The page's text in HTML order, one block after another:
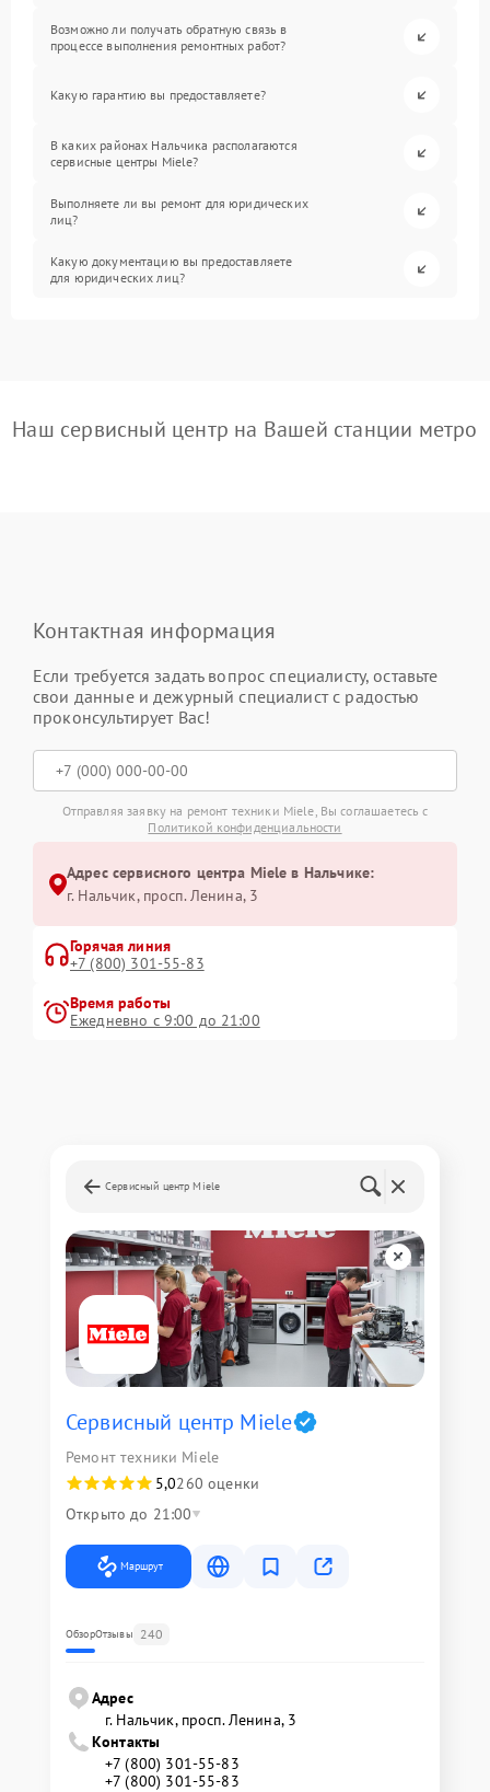
Возможно ли получать обратную связь в
процессе выполнения ремонтных работ?
Какую гарантию вы предоставляете?
В каких районах Нальчика располагаются
сервисные центры Miele?
Выполняете ли вы ремонт для юридических
лиц?
Какую документацию вы предоставляете
для юридических лиц?
Наш сервисный центр на Вашей станции метро
Контактная информация
Если требуется задать вопрос специалисту, оставьте
свои данные и дежурный специалист с радостью
проконсультирует Вас!
Отправляя заявку на ремонт техники Miele, Вы соглашаетесь с
Политикой конфиденциальности
Адрес сервисного центра Miele в Нальчике:
г. Нальчик, просп. Ленина, 3
Горячая линия
+7 (800) 301-55-83
Время работы
Ежедневно с 9:00 до 21:00
Сервисный центр Miele
Сервисный центр Miele
Ремонт техники Miele
5,0260 оценки
Открыто до 21:00
Маршрут
ОбзорОтзывы 240
Адрес
г. Нальчик, просп. Ленина, 3
Контакты
+7 (800) 301-55-83
+7 (800) 301-55-83